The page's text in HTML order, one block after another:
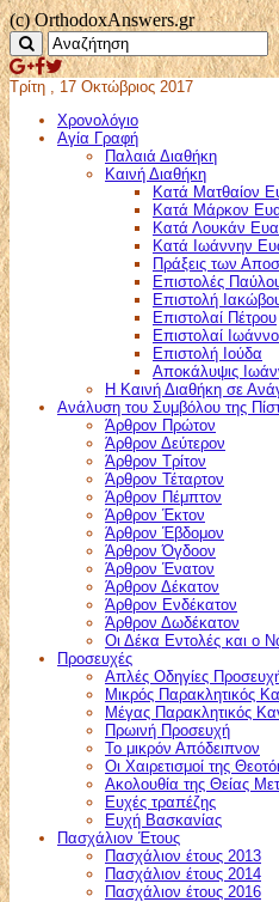
(c) OrthodoxAnswers.gr
Τρίτη , 17 Οκτώβριος 2017
Χρονολόγιο
Αγία Γραφή
Παλαιά Διαθήκη
Καινή Διαθήκη
Κατά Ματθαίον
Κατά Μάρκον
Κατά Λουκάν
Κατά Ιωάννην
Πράξεις των
Επιστολές
Επιστολή
Επιστολαί Πέτρου
Επιστολαί
Επιστολή Ιούδα
Αποκάλυψις
Η Καινή Διαθήκη σε
Ανάλυση του Συμβόλου της
Άρθρον Πρώτον
Άρθρον Δεύτερον
Άρθρον Τρίτον
Άρθρον Τέταρτον
Άρθρον Πέμπτον
Άρθρον Έκτον
Άρθρον Έβδομον
Άρθρον Όγδοον
Άρθρον Ένατον
Άρθρον Δέκατον
Άρθρον Ενδέκατον
Άρθρον Δωδέκατον
Οι Δέκα Εντολές και ο
Προσευχές
Απλές Οδηγίες
Μικρός Παρακλητικός
Μέγας Παρακλητικός
Πρωινή Προσευχή
Το μικρόν Απόδειπνον
Οι Χαιρετισμοί της
Ακολουθία της Θείας
Ευχές τραπέζης
Ευχή Βασκανίας
Πασχάλιον Έτους
Πασχάλιον έτους 2013
Πασχάλιον έτους 2014
Πασχάλιον έτους 2016